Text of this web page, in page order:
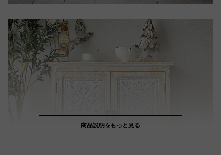
商品説明をもっと見る